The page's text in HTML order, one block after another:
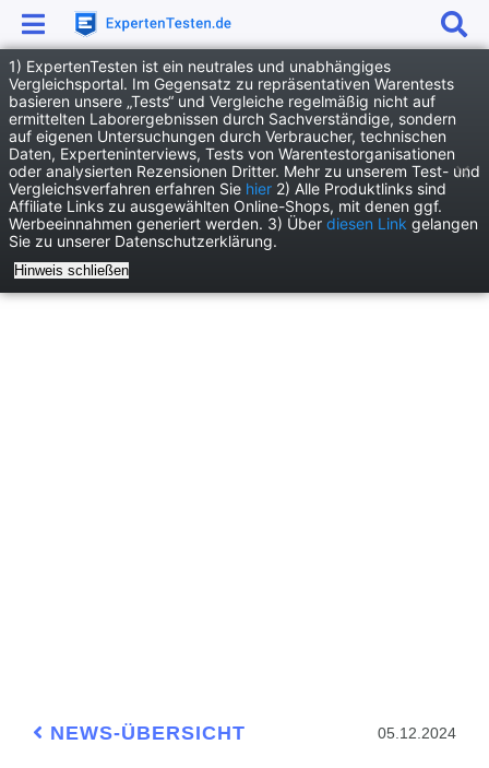
1) ExpertenTesten ist ein neutrales und unabhängiges
Vergleichsportal. Im Gegensatz zu repräsentativen Warentests
basieren unsere „Tests“ und Vergleiche regelmäßig nicht auf
ermittelten Laborergebnissen durch Sachverständige, sondern
auf eigenen Untersuchungen durch Verbraucher, technischen
Daten, Experteninterviews, Tests von Warentestorganisationen
oder analysierten Rezensionen Dritter. Mehr zu unserem Test- und
Vergleichsverfahren erfahren Sie hier 2) Alle Produktlinks sind
Affiliate Links zu ausgewählten Online-Shops, mit denen ggf.
Werbeeinnahmen generiert werden. 3) Über diesen Link gelangen
Sie zu unserer Datenschutzerklärung.
Hinweis schließen
News
Wissenschaft News
Vergessene Militärbasis unter dem grönländischen Eis entdeckt
NEWS-ÜBERSICHT 05.12.2024